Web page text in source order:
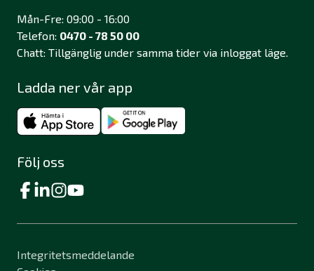
Mån-Fre: 09:00 - 16:00
Telefon: 0470 - 78 50 00
Chatt: Tillgänglig under samma tider via inloggat läge.
Ladda ner vår app
Följ oss
Integritetsmeddelande